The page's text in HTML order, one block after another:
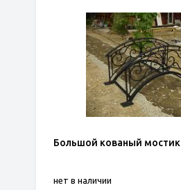
Большой кованый мостик
нет в наличии